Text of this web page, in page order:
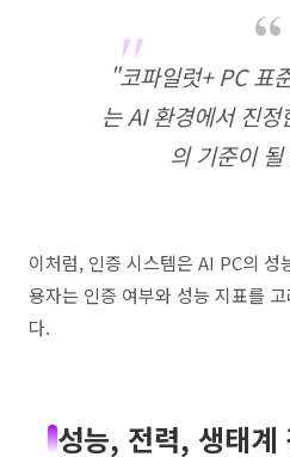
"코파일럿+ PC 표
는 AI 환경에서 진
의 기준이
이처럼, 인증 시스템은 AI PC의
용자는 인증 여부와 성능 지표를
다.
성능, 전력, 생태계